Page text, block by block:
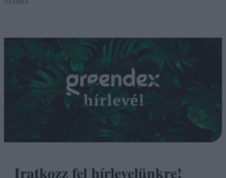
SZEMLE
Iratkozz fel hírlevelünkre!